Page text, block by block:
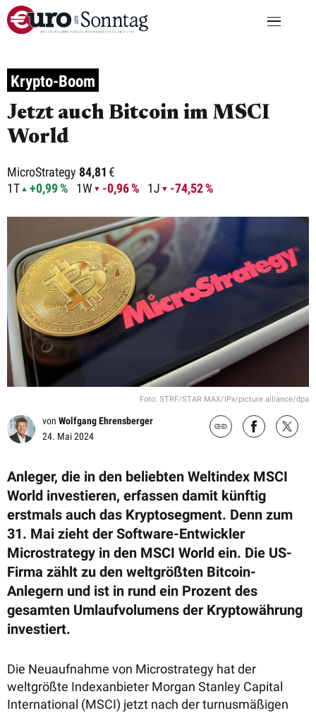
Krypto-Boom
Jetzt auch Bitcoin im MSCI
World
MicroStrategy 84,81 €
1T
+0,99 % 1W -0,96 % 1J -74,52 %
Foto: STRF/STAR MAX/IPx/picture alliance/dpa
von Wolfgang Ehrensberger
24. Mai 2024
Anleger, die in den beliebten Weltindex MSCI
World investieren, erfassen damit künftig
erstmals auch das Kryptosegment. Denn zum
31. Mai zieht der Software-Entwickler
Microstrategy in den MSCI World ein. Die US-
Firma zählt zu den weltgrößten Bitcoin-
Anlegern und ist in rund ein Prozent des
gesamten Umlaufvolumens der Kryptowährung
investiert.
Die Neuaufnahme von Microstrategy hat der
weltgrößte Indexanbieter Morgan Stanley Capital
International (MSCI) jetzt nach der turnusmäßigen